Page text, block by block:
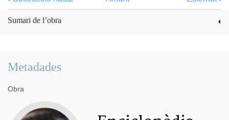
Sumari de l’obra
Metadades
Obra